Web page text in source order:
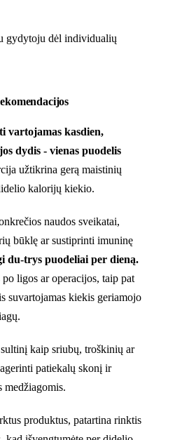
gydytoju dėl individualių
vartojamas kasdien,
dydis - vienas puodelis
užtikrina gerą maistinių
kalorijų kiekio.
naudos sveikatai,
būklę ar sustiprinti imuninę
du-trys puodeliai per dieną.
ligos ar operacijos, taip pat
suvartojamas kiekis geriamojo
kaip sriubų, troškinių ar
patiekalų skonį ir
medžiagomis.
produktus, patartina rinktis